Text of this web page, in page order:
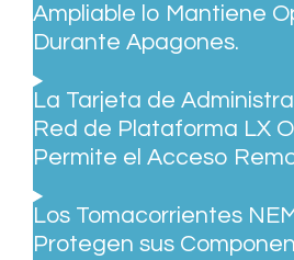
Ampliable lo Mantiene
Durante Apagones.
La Tarjeta de
Red de Plataforma LX
Permite el Acceso
Los Tomacorrientes
Protegen sus